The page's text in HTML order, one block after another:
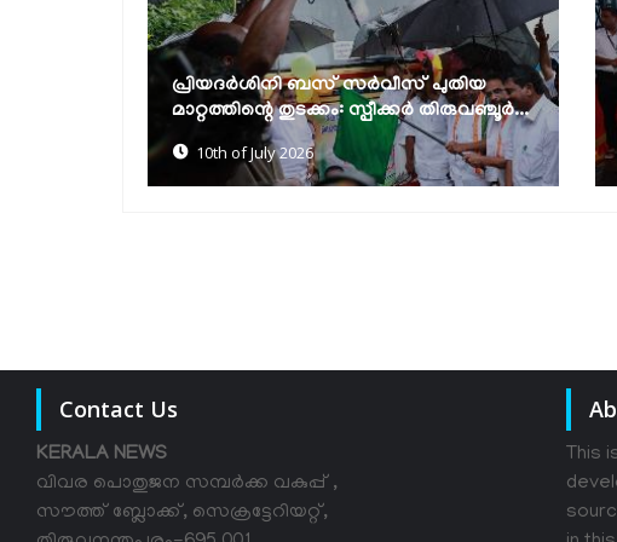
ഭിന്നശേഷിക്കാര്‍ക്ക് മുച്ചക്രവാഹനങ്ങളും
ഇലക്ട്രോണിക് വീല്‍ചെയറുകളും
വിതരണം...
9th of July 2026
Contact Us
KERALA NEWS
വിവര പൊതുജന സമ്പര്‍ക്ക വകുപ്പ് ,
സൗത്ത് ബ്ലോക്ക്, സെക്രട്ടേറിയറ്റ്,
This